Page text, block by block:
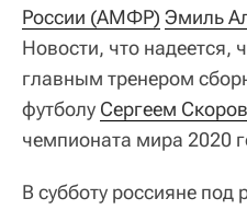
России (АМФР) Эмиль
Новости, что надеется,
главным тренером
футболу Сергеем
чемпионата мира 2020
В субботу россияне под